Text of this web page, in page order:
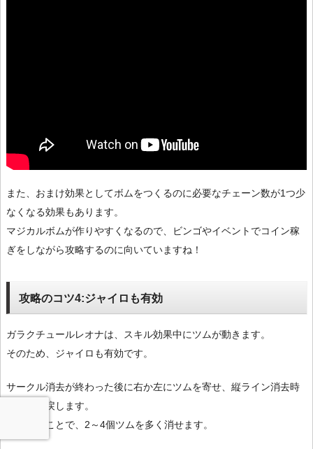
また、おまけ効果としてボムをつくるのに必要なチェーン数が1つ少
なくなる効果もあります。
マジカルボムが作りやすくなるので、ビンゴやイベントでコイン稼
ぎをしながら攻略するのに向いていますね！
攻略のコツ4:ジャイロも有効
ガラクチュールレオナは、スキル効果中にツムが動きます。
そのため、ジャイロも有効です。
サークル消去が終わった後に右か左にツムを寄せ、縦ライン消去時
に中央に戻します。
そうすることで、2～4個ツムを多く消せます。